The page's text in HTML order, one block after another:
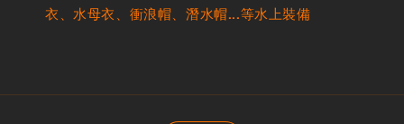
衣、水母衣、衝浪帽、潛水帽...等水上裝備